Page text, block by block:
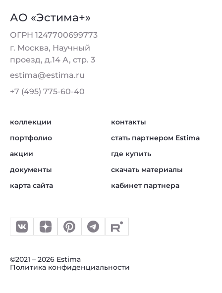
АО «Эстима+»
ОГРН 1247700699773
г. Москва, Научный
проезд, д.14 А, стр. 3
estima@estima.ru
+7 (495) 775-60-40
коллекции
портфолио
акции
документы
карта сайта
контакты
стать партнером Estima
где купить
скачать материалы
кабинет партнера
©2021 – 2026 Estima
Политика конфиденциальности